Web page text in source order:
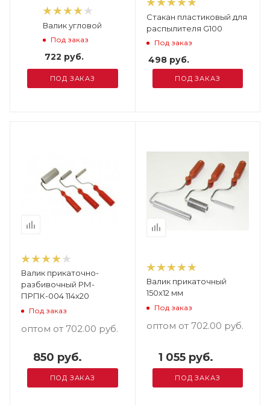
Валик угловой
Под заказ
722 руб.
ПОД ЗАКАЗ
Стакан пластиковый для
распылителя G100
Под заказ
498руб.
ПОД ЗАКАЗ
Валик прикаточно-
разбивочный РМ-
ПРПК-004 114х20
Под заказ
оптом от 702.00 руб.
850 руб.
ПОД ЗАКАЗ
Валик прикаточный
150х12 мм
Под заказ
оптом от 702.00 руб.
1 055 руб.
ПОД ЗАКАЗ